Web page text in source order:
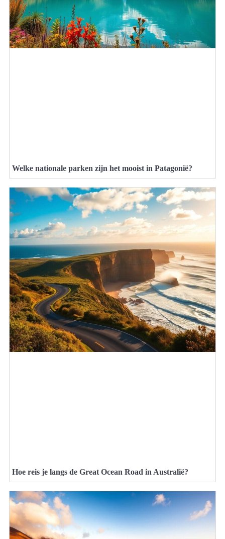
Welke nationale parken zijn het mooist in Patagonië?
Hoe reis je langs de Great Ocean Road in Australië?